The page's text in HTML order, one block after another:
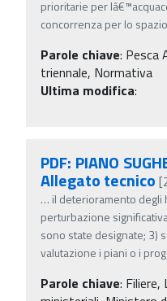
prioritarie per
concorrenza per lo
Parole chiave: Pesca
triennale, Normativa
Ultima modifica:
PDF: PIANO
Allegato tecnico
… il deterioramento degli
perturbazione
sono state designate; 3)
valutazione i piani o i
Parole chiave: